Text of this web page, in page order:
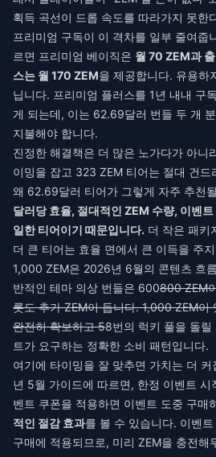
획득 곡선이 드롭 속도를 따라가지 못한
프리미엄 구독이 이 격차를 일부 줄여줍
르면 프리미엄 베이직은 월 70 ZEM과
스는 월 170 ZEM을 제공합니다. 유용하
닙니다. 프리미엄 플러스를 1년 내내 구
게 되는데, 이는 62.69달러 번들 두 개
지불해야 합니다.
진정한 해결책은 더 많은 노가다가 아니
이밍을 잡고 323 ZEM 티어는 절대 건드
왜 62.69달러 티어가 그렇게 자주 추천
달러당 효율, 절대적인 ZEM 수량, 이벤
일한 티어이기 때문입니다. 더 작은 패키
더 큰 티어는 효율 면에서 큰 이득을 주
1,000 ZEM은 2026년 6월의 콘텐츠 흐
반적인 테마 의상 번들은 600800 ZEM
롯도 추가 ZEM이 듭니다. 1,000 ZEM이
완전히 확보하고 58번의 럭키 풀을 돌
트가 요구하는 정확한 소비 패턴입니다.
여기에 타이밍을 잘 맞추면 가치는 더
년 5월 가이드에 따르면, 한정 이벤트 시
벤트 쿠폰을 적용하면 이벤트 도중 구매
적인 절감 효과를 볼 수 있습니다. 이벤
구매에 적용되므로, 미리 ZEM을 충전해